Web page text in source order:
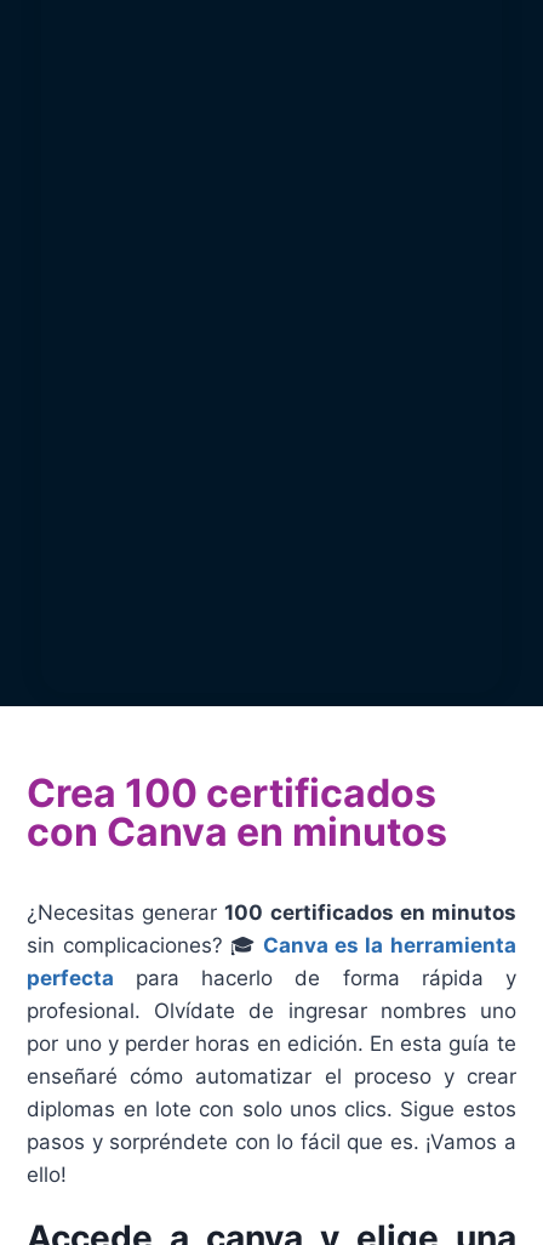
Crea 100 certificados
con Canva en minutos
¿Necesitas generar100 certificados en minutos
sin complicaciones? 🎓 Canva es la herramienta
perfecta para hacerlo de forma rápida y
profesional. Olvídate de ingresar nombres uno
por uno y perder horas en edición. En esta guía te
enseñaré cómo automatizar el proceso y crear
diplomas en lote con solo unos clics. Sigue estos
pasos y sorpréndete con lo fácil que es. ¡Vamos a
ello!